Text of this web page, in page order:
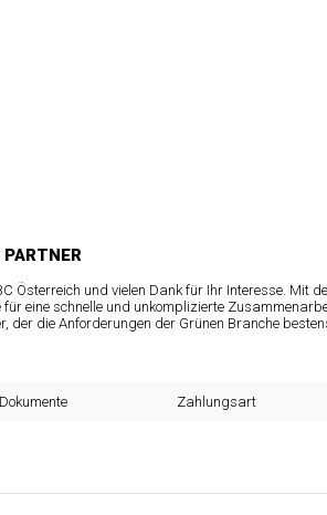
Österreich und vielen Dank für Ihr Interesse. Mit
eine schnelle und unkomplizierte
der die Anforderungen der Grünen Branche
Dokumente Zahlungsart